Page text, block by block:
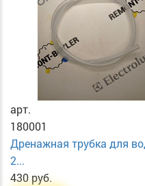
арт.
180001
Дренажная трубка для
2...
430 руб.